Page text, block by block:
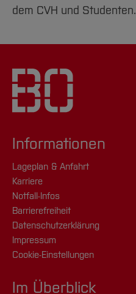
dem CVH und Studenten.
Informationen
Lageplan & Anfahrt
Karriere
Notfall-Infos
Barrierefreiheit
Datenschutzerklärung
Impressum
Cookie-Einstellungen
Im Überblick